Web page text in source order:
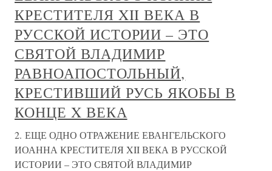
КРЕСТИТЕЛЯ XII ВЕКА В
РУССКОЙ ИСТОРИИ – ЭТО
СВЯТОЙ ВЛАДИМИР
РАВНОАПОСТОЛЬНЫЙ,
КРЕСТИВШИЙ РУСЬ ЯКОБЫ В
КОНЦЕ X ВЕКА
2. ЕЩЕ ОДНО ОТРАЖЕНИЕ ЕВАНГЕЛЬСКОГО
ИОАННА КРЕСТИТЕЛЯ XII ВЕКА В РУССКОЙ
ИСТОРИИ – ЭТО СВЯТОЙ ВЛАДИМИР